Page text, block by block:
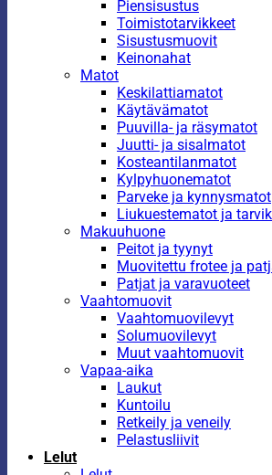
Piensisustus
Toimistotarvikkeet
Sisustusmuovit
Keinonahat
Matot
Keskilattiamatot
Käytävämatot
Puuvilla- ja räsymatot
Juutti- ja sisalmatot
Kosteantilanmatot
Kylpyhuonematot
Parveke ja kynnysmatot
Liukuestematot ja
Makuuhuone
Peitot ja tyynyt
Muovitettu frotee ja
Patjat ja varavuoteet
Vaahtomuovit
Vaahtomuovilevyt
Solumuovilevyt
Muut vaahtomuovit
Vapaa-aika
Laukut
Kuntoilu
Retkeily ja veneily
Pelastusliivit
Lelut